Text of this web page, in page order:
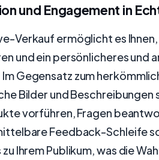
und Engagement in
Verkauf ermöglicht es Ihnen,
und ein persönlicheres und
Gegensatz zum
Bilder und Beschreibungen
vorführen, Fragen
Feedback-Schleife
Ihrem Publikum, was die